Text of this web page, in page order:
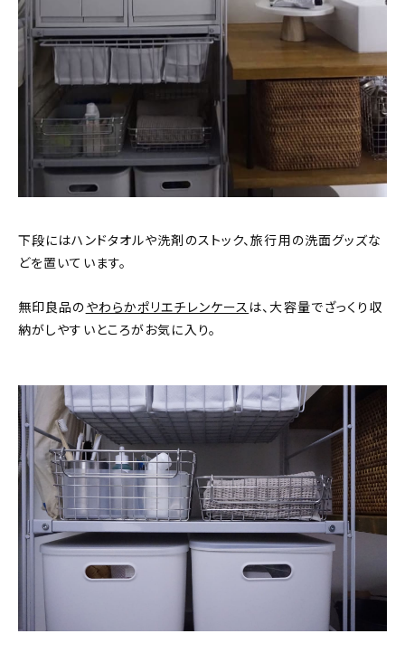
下段にはハンドタオルや洗剤のストック、旅行用の洗面グッズな
どを置いています。
無印良品のやわらかポリエチレンケース は、大容量でざっくり収
納がしやすいところがお気に入り。